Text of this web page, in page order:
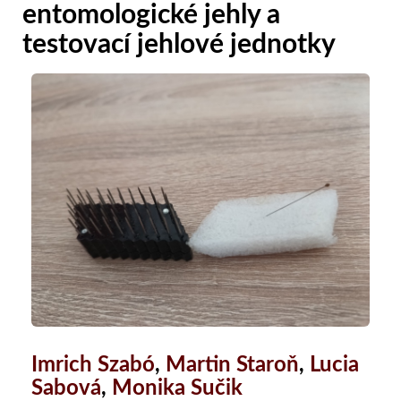
entomologické jehly a
testovací jehlové jednotky
Imrich Szabó, Martin Staroň, Lucia
Sabová, Monika Sučik